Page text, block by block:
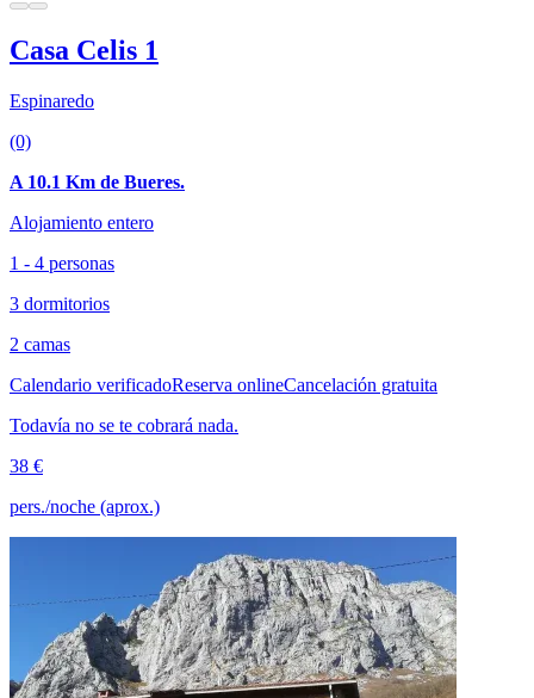
Casa Celis 1
Espinaredo
(0)
A 10.1 Km de Bueres.
Alojamiento entero
1 - 4 personas
3 dormitorios
2 camas
Calendario verificadoReserva onlineCancelación gratuita
Todavía no se te cobrará nada.
38 €
pers./noche (aprox.)